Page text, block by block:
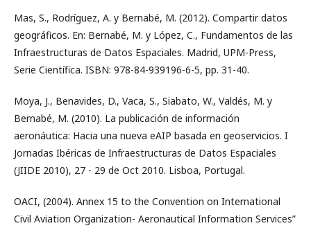
Mas, S., Rodríguez, A. y Bernabé, M. (2012). Compartir datos
geográficos. En: Bernabé, M. y López, C., Fundamentos de las
Infraestructuras de Datos Espaciales. Madrid, UPM-Press,
Serie Científica. ISBN: 978-84-939196-6-5, pp. 31-40.
Moya, J., Benavides, D., Vaca, S., Siabato, W., Valdés, M. y
Bernabé, M. (2010). La publicación de información
aeronáutica: Hacia una nueva eAIP basada en geoservicios. I
Jornadas Ibéricas de Infraestructuras de Datos Espaciales
(JIIDE 2010), 27 - 29 de Oct 2010. Lisboa, Portugal.
OACI, (2004). Annex 15 to the Convention on International
Civil Aviation Organization- Aeronautical Information Services”